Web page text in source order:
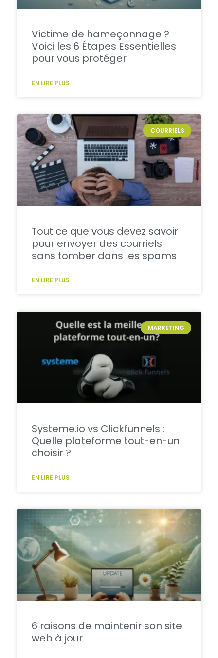
Victime de hameçonnage ?
Voici les 6 Étapes Essentielles
pour vous protéger
EN LIRE PLUS
COURRIELS
Tout ce que vous devez savoir
pour envoyer des courriels
sans tomber dans les spams
EN LIRE PLUS
MARKETING
Systeme.io vs Clickfunnels :
Quelle plateforme tout-en-un
choisir ?
EN LIRE PLUS
6 raisons de maintenir son site
web à jour